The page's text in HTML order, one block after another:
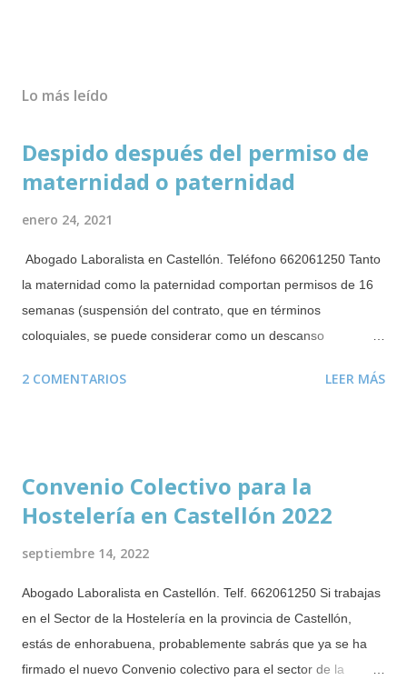
Lo más leído
Despido después del permiso de
maternidad o paternidad
enero 24, 2021
Abogado Laboralista en Castellón. Teléfono 662061250 Tanto
la maternidad como la paternidad comportan permisos de 16
semanas (suspensión del contrato, que en términos
coloquiales, se puede considerar como un descanso
obligatorio de 6 semanas tras el parto, adopción o resolución
con fines de acogimiento. Este derecho puede disfrutarse
incluso mientras se cobra el paro . Durante este periodo no se
disfrutando del citado permiso. En el caso de mujeres
embarazadas, no se las puede despedir ni durante el periodo
de prueba ( novedad incorporada en 2019 ). Salvo que el
despido esté justificado por alguna causa completamente
ajena a la maternidad o paternidad. Es poco habitual que las
2 COMENTARIOS LEER MÁS
Convenio Colectivo para la
Hostelería en Castellón 2022
septiembre 14, 2022
Abogado Laboralista en Castellón. Telf. 662061250 Si trabajas
en el Sector de la Hostelería en la provincia de Castellón,
estás de enhorabuena, probablemente sabrás que ya se ha
firmado el nuevo Convenio colectivo para el sector de la